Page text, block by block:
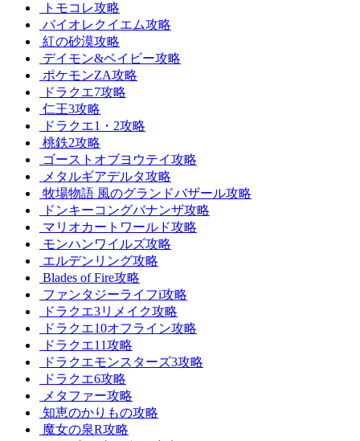
トモコレ攻略
バイオレクイエム攻略
紅の砂漠攻略
デイモン&ベイビー攻略
ポケモンZA攻略
ドラクエ7攻略
仁王3攻略
ドラクエ1・2攻略
桃鉄2攻略
ゴーストオブヨウテイ攻略
メタルギアデルタ攻略
牧場物語 風のグランドバザール攻略
ドンキーコングバナンザ攻略
マリオカートワールド攻略
モンハンワイルズ攻略
エルデンリング攻略
Blades of Fire攻略
ファンタジーライフi攻略
ドラクエ3リメイク攻略
ドラクエ10オフライン攻略
ドラクエ11攻略
ドラクエモンスターズ3攻略
ドラクエ6攻略
メタファー攻略
知恵のかりもの攻略
魔女の泉R攻略